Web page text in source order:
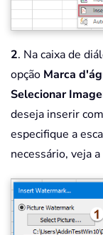
2. Na caixa de
opção Marca
Selecionar
deseja inserir
especifique a
necessário, veja